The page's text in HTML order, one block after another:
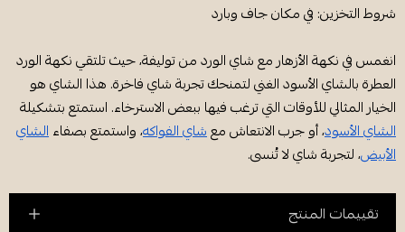
شروط التخزين: في مكان جاف وبارد
انغمس في نكهة الأزهار مع شاي الورد من توليفة، حيث تلتقي نكهة الورد
العطرة بالشاي الأسود الغني لتمنحك تجربة شاي فاخرة. هذا الشاي هو
الخيار المثالي للأوقات التي ترغب فيها ببعض الاسترخاء. استمتع بتشكيلة
الشاي الأسود، أو جرب الانتعاش معشاي الفواكه، واستمتع بصفاءالشاي
الأبيض، لتجربة شاي لا تُنسى.
تقييمات المنتج